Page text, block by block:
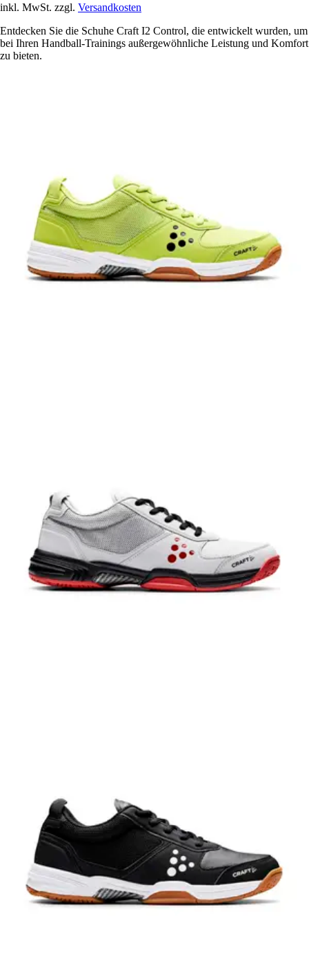
inkl. MwSt. zzgl. Versandkosten
Entdecken Sie die Schuhe Craft I2 Control, die entwickelt wurden, um
bei Ihren Handball-Trainings außergewöhnliche Leistung und Komfort
zu bieten.